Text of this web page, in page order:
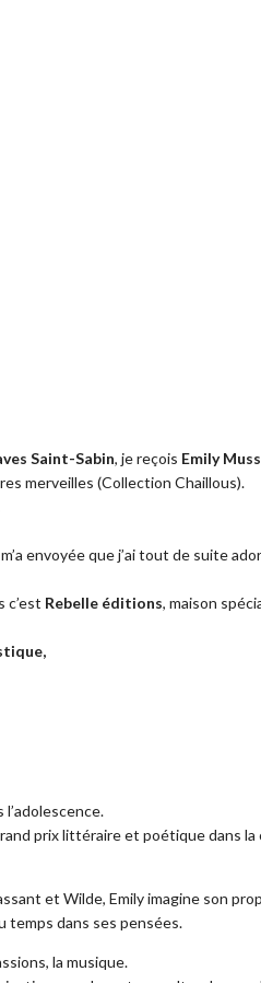
Saint-Sabin, je reçois Emily
merveilles (Collection Chaillous).
envoyée que j’ai tout de suite
c’est Rebelle éditions, maison
prix littéraire et poétique dans
et Wilde, Emily imagine son
temps dans ses pensées.
la musique.